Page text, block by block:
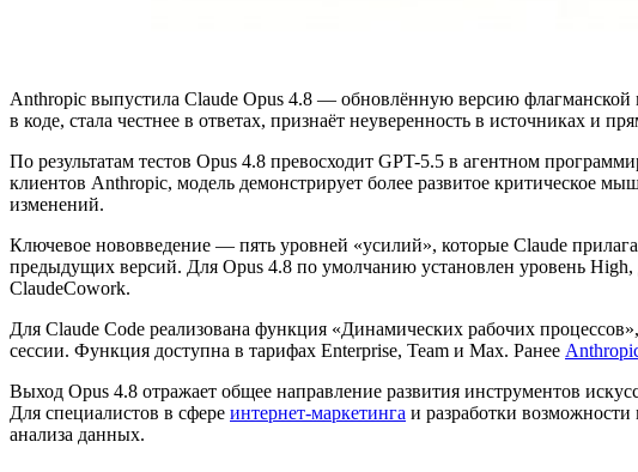
Anthropic выпустила Claude Opus 4.8 — обновлённую версию
в коде, стала честнее в ответах, признаёт неуверенность в источниках и
По результатам тестов Opus 4.8 превосходит GPT-5.5 в агентном
клиентов Anthropic, модель демонстрирует более развитое критическое
изменений.
Ключевое нововведение — пять уровней «усилий», которые Claude
предыдущих версий. Для Opus 4.8 по умолчанию установлен уровень
ClaudeCowork.
Для Claude Code реализована функция «Динамических рабочих
сессии. Функция доступна в тарифах Enterprise, Team и Max. Ранее
Выход Opus 4.8 отражает общее направление развития инструментов
Для специалистов в сфере интернет-маркетинга и разработки
анализа данных.